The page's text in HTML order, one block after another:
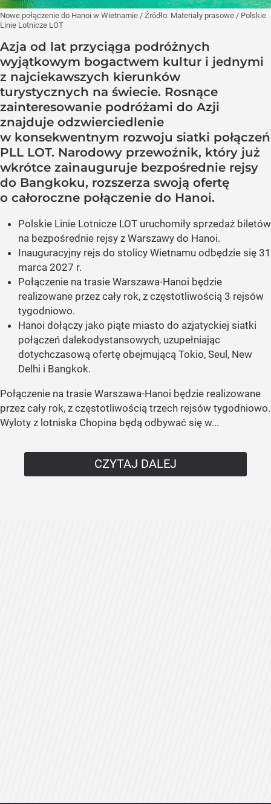
Nowe połączenie do Hanoi w Wietnamie / Źródło: Materiały prasowe / Polskie
Linie Lotnicze LOT
Azja od lat przyciąga podróżnych
wyjątkowym bogactwem kultur i jednymi
z najciekawszych kierunków
turystycznych na świecie. Rosnące
zainteresowanie podróżami do Azji
znajduje odzwierciedlenie
w konsekwentnym rozwoju siatki połączeń
PLL LOT. Narodowy przewoźnik, który już
wkrótce zainauguruje bezpośrednie rejsy
do Bangkoku, rozszerza swoją ofertę
o całoroczne połączenie do Hanoi.
Polskie Linie Lotnicze LOT uruchomiły sprzedaż biletów
na bezpośrednie rejsy z Warszawy do Hanoi.
Inauguracyjny rejs do stolicy Wietnamu odbędzie się 31
marca 2027 r.
Połączenie na trasie Warszawa-Hanoi będzie
realizowane przez cały rok, z częstotliwością 3 rejsów
tygodniowo.
Hanoi dołączy jako piąte miasto do azjatyckiej siatki
połączeń dalekodystansowych, uzupełniając
dotychczasową ofertę obejmującą Tokio, Seul, New
Delhi i Bangkok.
Połączenie na trasie Warszawa-Hanoi będzie realizowane
przez cały rok, z częstotliwością trzech rejsów tygodniowo.
Wyloty z lotniska Chopina będą odbywać się w...
CZYTAJ DALEJ